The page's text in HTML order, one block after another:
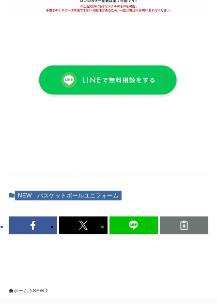
NEW バスケットボールユニフォーム
ホーム NEW